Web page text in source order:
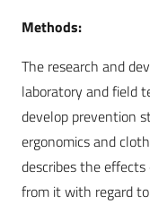
Methods:
The research and
laboratory and field
develop prevention
ergonomics and
describes the
from it with regard